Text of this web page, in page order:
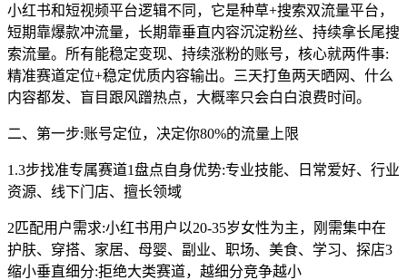
小红书和短视频平台逻辑不同，它是种草+搜索双流量平台，
短期靠爆款冲流量，长期靠垂直内容沉淀粉丝、持续拿长尾搜
索流量。所有能稳定变现、持续涨粉的账号，核心就两件事:
精准赛道定位+稳定优质内容输出。三天打鱼两天晒网、什么
内容都发、盲目跟风蹭热点，大概率只会白白浪费时间。
二、第一步:账号定位，决定你80%的流量上限
1.3步找准专属赛道1盘点自身优势:专业技能、日常爱好、行业
资源、线下门店、擅长领域
2匹配用户需求:小红书用户以20-35岁女性为主，刚需集中在
护肤、穿搭、家居、母婴、副业、职场、美食、学习、探店3
缩小垂直细分:拒绝大类赛道，越细分竞争越小